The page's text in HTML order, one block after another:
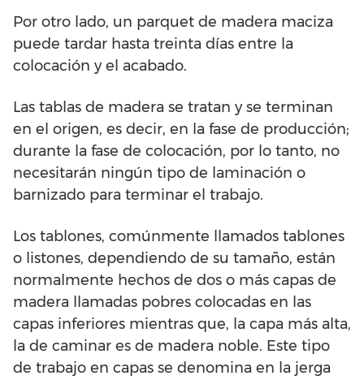
Por otro lado, un parquet de madera maciza
puede tardar hasta treinta días entre la
colocación y el acabado.
Las tablas de madera se tratan y se terminan
en el origen, es decir, en la fase de producción;
durante la fase de colocación, por lo tanto, no
necesitarán ningún tipo de laminación o
barnizado para terminar el trabajo.
Los tablones, comúnmente llamados tablones
o listones, dependiendo de su tamaño, están
normalmente hechos de dos o más capas de
madera llamadas pobres colocadas en las
capas inferiores mientras que, la capa más alta,
la de caminar es de madera noble. Este tipo
de trabajo en capas se denomina en la jerga